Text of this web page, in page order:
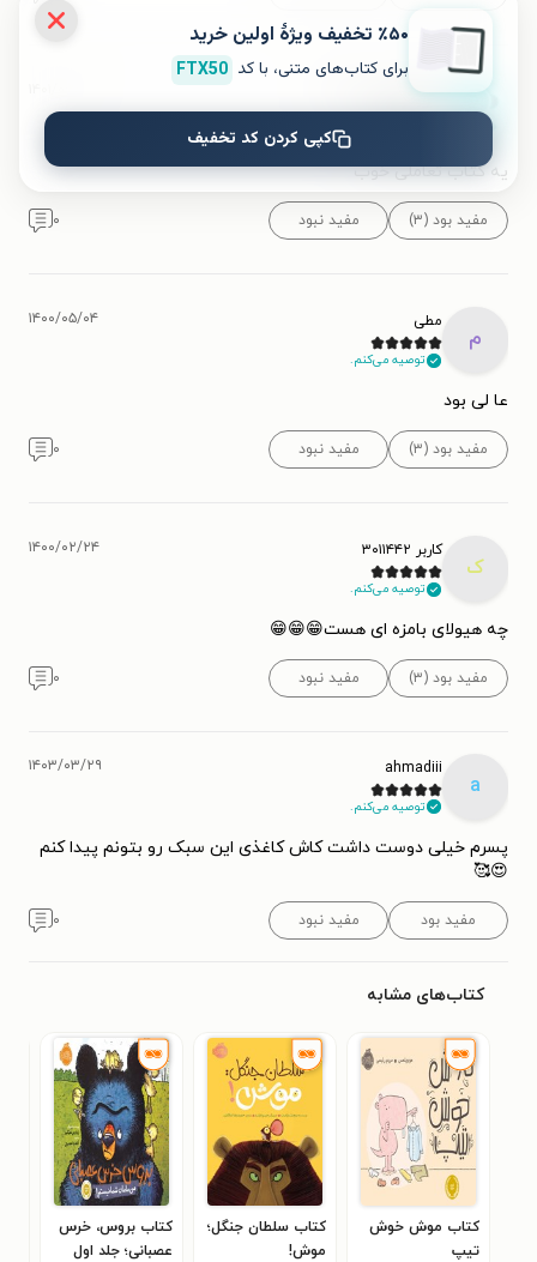
bahareh zolfaghar
یه کتاب تعاملی خوب
مفید بود (۳) مفید نبود ۰
م
مطی
توصیه می‌کنم.
۱۴۰۰/۰۵/۰۴
عا لی بود
مفید بود (۳) مفید نبود ۰
ک
کاربر ۳۰۱۱۴۴۲
توصیه می‌کنم.
۱۴۰۰/۰۲/۲۴
چه هیولای بامزه ای هست😁😁😁
مفید بود (۳) مفید نبود ۰
a
ahmadiii
توصیه می‌کنم.
۱۴۰۳/۰۳/۲۹
پسرم خیلی دوست داشت کاش کاغذی این سبک رو بتونم پیدا کنم
😍🥰
مفید بود مفید نبود ۰
کتاب‌های مشابه
کتاب موش خوش
تیپ
کتاب سلطان جنگل؛
موش!
کتاب بروس، خرس
عصبانی؛ جلد اول
٪۵۰ تخفیف ویژۀ اولین خرید
برای کتاب‌های متنی، با کد FTX50
کپی کردن کد تخفیف